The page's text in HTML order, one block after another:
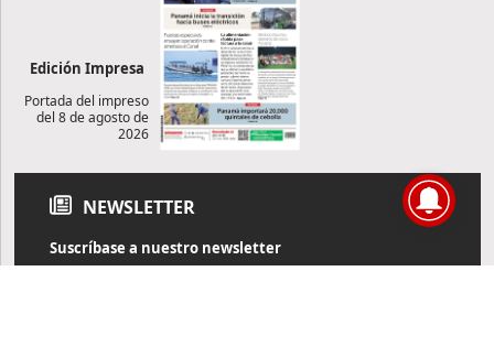
Edición Impresa
Portada del impreso
del 8 de agosto de
2026
NEWSLETTER
Suscríbase a nuestro newsletter
Reciba diariamente información de actualidad directamente en